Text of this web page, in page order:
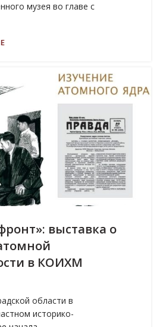
музея во главе с
выставка о
в КОИХМ
области в
историко-